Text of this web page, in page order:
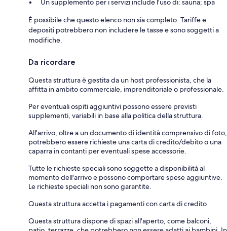
Un supplemento per i servizi include l'uso di: sauna; spa
È possibile che questo elenco non sia completo. Tariffe e
depositi potrebbero non includere le tasse e sono soggetti a
modifiche.
Da ricordare
Questa struttura è gestita da un host professionista, che la
affitta in ambito commerciale, imprenditoriale o professionale.
Per eventuali ospiti aggiuntivi possono essere previsti
supplementi, variabili in base alla politica della struttura.
All'arrivo, oltre a un documento di identità comprensivo di foto,
potrebbero essere richieste una carta di credito/debito o una
caparra in contanti per eventuali spese accessorie.
Tutte le richieste speciali sono soggette a disponibilità al
momento dell'arrivo e possono comportare spese aggiuntive.
Le richieste speciali non sono garantite.
Questa struttura accetta i pagamenti con carta di credito
Questa struttura dispone di spazi all'aperto, come balconi,